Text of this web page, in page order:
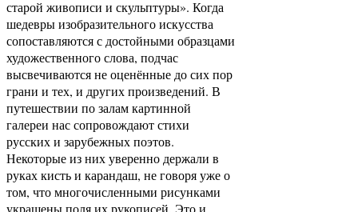
старой живописи и скульптуры». Когда
шедевры изобразительного искусства
сопоставляются с достойными образцами
художественного слова, подчас
высвечиваются не оценённые до сих пор
грани и тех, и других произведений. В
путешествии по залам картинной
галереи нас сопровождают стихи
русских и зарубежных поэтов.
Некоторые из них уверенно держали в
руках кисть и карандаш, не говоря уже о
том, что многочисленными рисунками
украшены поля их рукописей. Это и